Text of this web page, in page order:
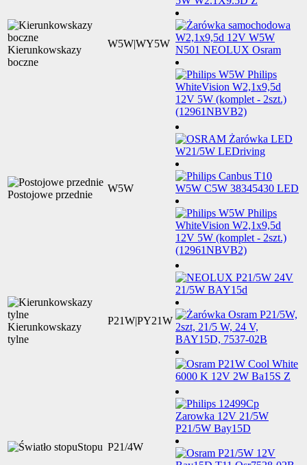
Kierunkowskazy
boczne
W5W|WY5W
Postojowe przednie
W5W
Kierunkowskazy
tylne
P21W|PY21W
Stopu P21/4W